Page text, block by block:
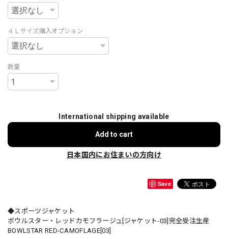
４Ｌサイズ購入オプション
数量
International shipping available
Add to cart
日本国内にお住まいの方向け
Save
◆スポーツジャケット
ボウルスター・レッドカモフラージュ[ジャケット-03]完全受注生産
BOWLSTAR RED-CAMOFLAGE[03]